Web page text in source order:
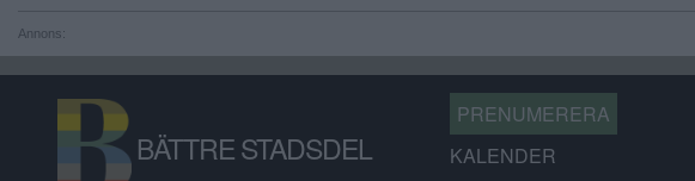
Annons:
BÄTTRE STADSDEL
PRENUMERERA
KALENDER